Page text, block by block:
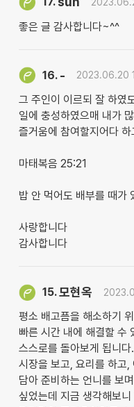
좋은 글 감사합니다~^^
16. - 2023.06.20
그 주인이 이르되 잘 하였
일에 충성하였으매 내가
즐거움에 참여할지어다 하
마태복음 25:21
밥 안 먹어도 배부를 때가
사랑합니다
감사합니다
15.모현옥
평소 배고픔을 해소하기
빠른 시간 내에 해결할 수
스스로를 돌아보게 됩니
시장을 보고, 요리를 하고,
담아 준비하는 언니를 보
싶었는데 지금 생각해보